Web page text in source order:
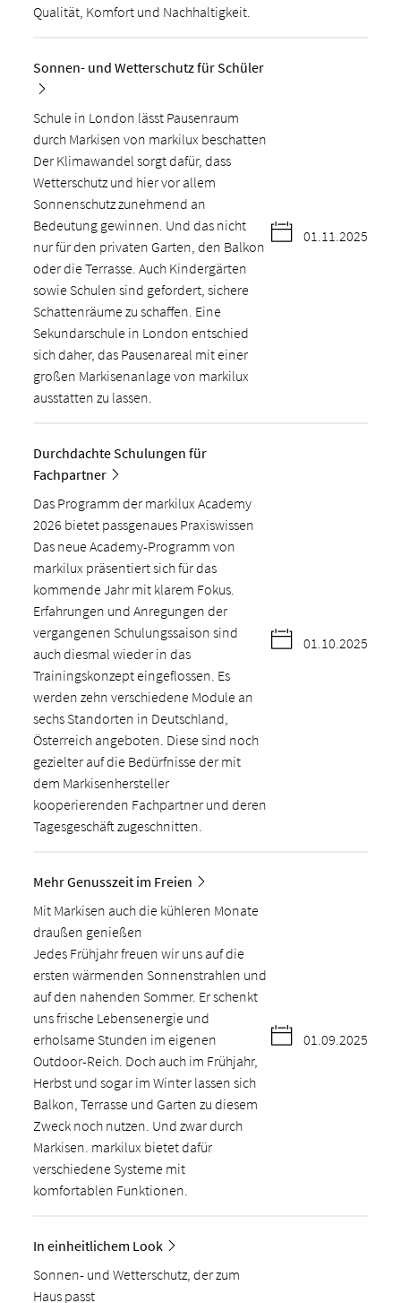
Qualität, Komfort und Nachhaltigkeit.
Sonnen- und Wetterschutz für Schüler
Schule in London lässt Pausenraum
durch Markisen von markilux beschatten
Der Klimawandel sorgt dafür, dass
Wetterschutz und hier vor allem
Sonnenschutz zunehmend an
Bedeutung gewinnen. Und das nicht
nur für den privaten Garten, den Balkon
oder die Terrasse. Auch Kindergärten
sowie Schulen sind gefordert, sichere
Schattenräume zu schaffen. Eine
Sekundarschule in London entschied
sich daher, das Pausenareal mit einer
großen Markisenanlage von markilux
ausstatten zu lassen.
01.11.2025
Durchdachte Schulungen für
Fachpartner
Das Programm der markilux Academy
2026 bietet passgenaues Praxiswissen
Das neue Academy-Programm von
markilux präsentiert sich für das
kommende Jahr mit klarem Fokus.
Erfahrungen und Anregungen der
vergangenen Schulungssaison sind
auch diesmal wieder in das
Trainingskonzept eingeflossen. Es
werden zehn verschiedene Module an
sechs Standorten in Deutschland,
Österreich angeboten. Diese sind noch
gezielter auf die Bedürfnisse der mit
dem Markisenhersteller
kooperierenden Fachpartner und deren
Tagesgeschäft zugeschnitten.
01.10.2025
Mehr Genusszeit im Freien
Mit Markisen auch die kühleren Monate
draußen genießen
Jedes Frühjahr freuen wir uns auf die
ersten wärmenden Sonnenstrahlen und
auf den nahenden Sommer. Er schenkt
uns frische Lebensenergie und
erholsame Stunden im eigenen
Outdoor-Reich. Doch auch im Frühjahr,
Herbst und sogar im Winter lassen sich
Balkon, Terrasse und Garten zu diesem
Zweck noch nutzen. Und zwar durch
Markisen. markilux bietet dafür
verschiedene Systeme mit
komfortablen Funktionen.
01.09.2025
In einheitlichem Look
Sonnen- und Wetterschutz, der zum
Haus passt